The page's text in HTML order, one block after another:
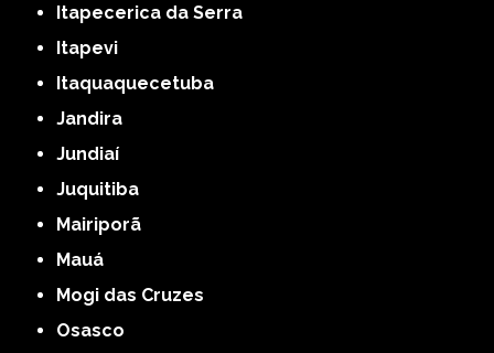
Itapecerica da Serra
Itapevi
Itaquaquecetuba
Jandira
Jundiaí
Juquitiba
Mairiporã
Mauá
Mogi das Cruzes
Osasco